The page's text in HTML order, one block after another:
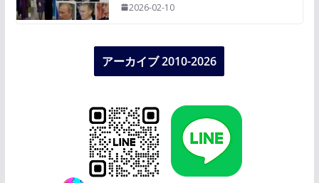
2026-02-10
アーカイブ 2010-2026